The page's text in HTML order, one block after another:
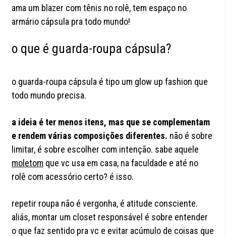
ama um blazer com tênis no rolê, tem espaço no
armário cápsula pra todo mundo!
o que é guarda-roupa cápsula?
o guarda-roupa cápsula é tipo um glow up fashion que
todo mundo precisa.
a ideia é ter menos itens, mas que se complementam
e rendem várias composições diferentes. não é sobre
limitar, é sobre escolher com intenção. sabe aquele
moletom que vc usa em casa, na faculdade e até no
rolê com acessório certo? é isso.
repetir roupa não é vergonha, é atitude consciente.
aliás, montar um closet responsável é sobre entender
o que faz sentido pra vc e evitar acúmulo de coisas que